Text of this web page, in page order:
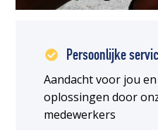
Persoonlijke
Aandacht voor jou
oplossingen door
medewerkers